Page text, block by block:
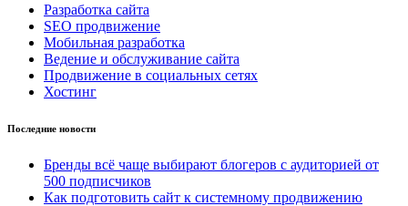
Разработка сайта
SEO продвижение
Мобильная разработка
Ведение и обслуживание сайта
Продвижение в социальных сетях
Хостинг
Последние новости
Бренды всё чаще выбирают блогеров с аудиторией от
500 подписчиков
Как подготовить сайт к системному продвижению